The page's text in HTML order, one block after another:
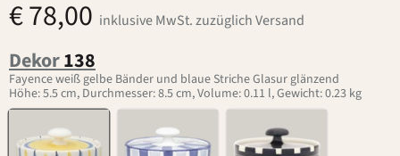
€ 78,00 inklusive MwSt. zuzüglich Versand
Dekor138
Fayence weiß gelbe Bänder und blaue Striche Glasur glänzend
Höhe: 5.5 cm, Durchmesser: 8.5 cm, Volume: 0.11 l, Gewicht: 0.23 kg